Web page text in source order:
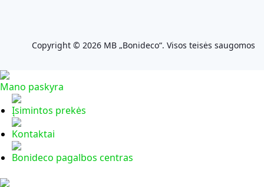
Copyright © 2026 MB „Bonideco“. Visos teisės saugomos
Mano paskyra
Įsimintos prekės
Kontaktai
Bonideco pagalbos centras